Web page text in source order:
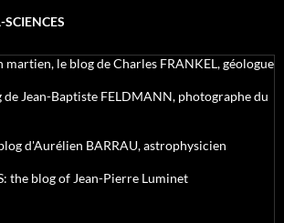
SCIENCES
martien, le blog de Charles FRANKEL, géologue
Jean-Baptiste FELDMANN, photographe du
d'Aurélien BARRAU, astrophysicien
the blog of Jean-Pierre Luminet